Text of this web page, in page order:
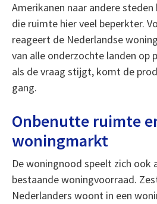
Amerikanen naar andere
die ruimte hier veel beperkter.
reageert de Nederlandse
van alle onderzochte landen op
als de vraag stijgt, komt de
gang.
Onbenutte ruimte
woningmarkt
De woningnood speelt zich ook
bestaande woningvoorraad.
Nederlanders woont in een